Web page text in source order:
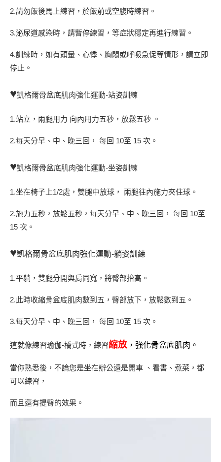
2.請勿飯後馬上練習，於飯前或空腹時練習。
3.泌尿道感染時，請暫停練習，等症狀穩定再進行練習。
4.訓練時，如有頭暈、心悸、胸悶或呼吸急促等情形，請立即
停止。
♥凱格爾骨盆底肌肉強化運動-站姿訓練
1.站立，兩腿用力 向內用力五秒，放鬆五秒 。
2.每天分早、中、晚三回， 每回 10至 15 次。
♥凱格爾骨盆底肌肉強化運動-坐姿訓練
1.坐在椅子上1/2處，雙腿中放球， 兩腿往內施力夾住球。
2.施力五秒，放鬆五秒，每天分早、中、晚三回， 每回 10至
15 次。
♥凱格爾骨盆底肌肉強化運動-躺姿訓練
1.平躺，雙腿分開與肩同寬，將臀部抬高。
2.此時收縮骨盆底肌肉數到五，臀部放下，放鬆數到五。
3.每天分早、中、晚三回， 每回 10至 15 次。
這就像練習瑜伽-橋式時，練習縮放 ， 強化骨盆底肌肉。
當你熟悉後，不論您是坐在辦公還是開車 、看書、煮菜，都
可以練習，
而且還有提臀的效果。